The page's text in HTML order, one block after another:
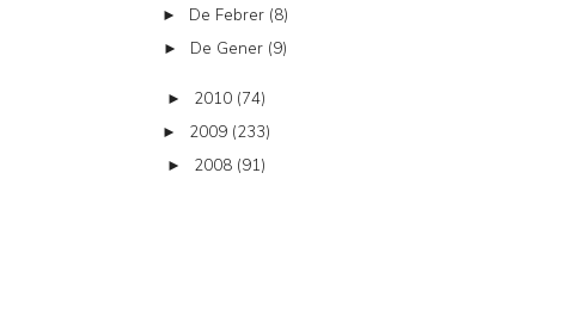
► De Febrer (8)
► De Gener (9)
► 2010 (74)
► 2009 (233)
► 2008 (91)